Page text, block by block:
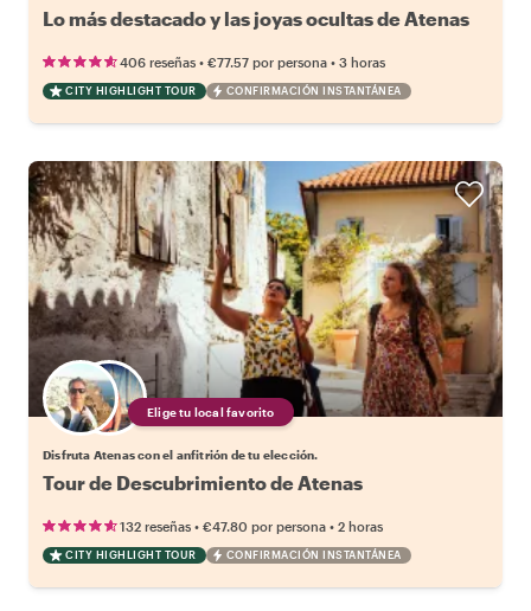
Lo más destacado y las joyas ocultas de Atenas
406 reseñas • €77.57 por persona • 3 horas
CITY HIGHLIGHT TOUR CONFIRMACIÓN INSTANTÁNEA
Elige tu local favorito
Disfruta Atenas con el anfitrión de tu elección.
Tour de Descubrimiento de Atenas
132 reseñas • €47.80 por persona • 2 horas
CITY HIGHLIGHT TOUR CONFIRMACIÓN INSTANTÁNEA